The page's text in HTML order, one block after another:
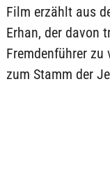
Film erzählt aus
Erhan, der davon
Fremdenführer zu
zum Stamm der